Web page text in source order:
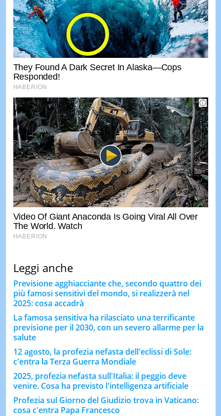
Leggi anche
Previsione agghiacciante che, secondo quattro dei
più famosi sensitivi del mondo, si realizzerà nel
2025: cosa accadrà
La famosa sensitiva ha rilasciato una terrificante
previsione per il 2030, con un severo allarme per la
salute
12 agosto, la profezia nefasta dell'eclissi di Sole:
c'entra la Terza Guerra Mondiale
2025, profezia nefasta sull'Italia: il peggio deve
venire. Cosa ha previsto l'intelligenza artificiale
Profezia sul Giorno del Giudizio trova in Vaticano:
cosa c'entra Papa Francesco